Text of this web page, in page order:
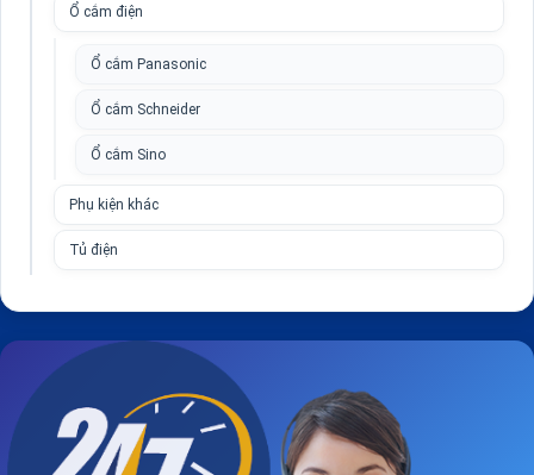
Ổ cắm điện
Ổ cắm Panasonic
Ổ cắm Schneider
Ổ cắm Sino
Phụ kiện khác
Tủ điện